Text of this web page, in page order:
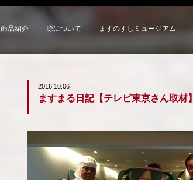
商品紹介 源について ますのすしミュージアム
2016.10.06
ますまる日記【テレビ東京さん取材】